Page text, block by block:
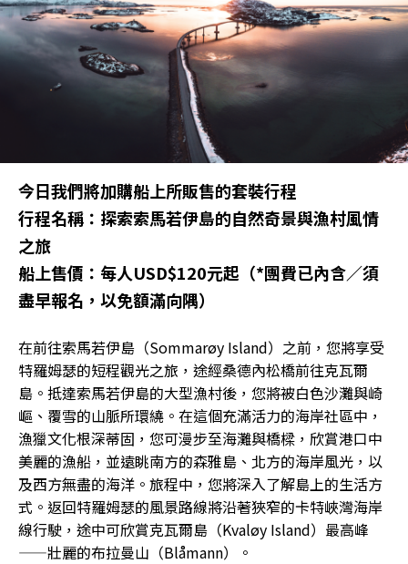
今日我們將加購船上所販售的套裝行程
行程名稱：探索索馬若伊島的自然奇景與漁村風情
之旅
船上售價：每人USD$120元起（*團費已內含／須
盡早報名，以免額滿向隅）
在前往索馬若伊島（Sommarøy Island）之前，您將享受
特羅姆瑟的短程觀光之旅，途經桑德內松橋前往克瓦爾
島。抵達索馬若伊島的大型漁村後，您將被白色沙灘與崎
嶇、覆雪的山脈所環繞。在這個充滿活力的海岸社區中，
漁獵文化根深蒂固，您可漫步至海灘與橋樑，欣賞港口中
美麗的漁船，並遠眺南方的森雅島、北方的海岸風光，以
及西方無盡的海洋。旅程中，您將深入了解島上的生活方
式。返回特羅姆瑟的風景路線將沿著狹窄的卡特峽灣海岸
線行駛，途中可欣賞克瓦爾島（Kvaløy Island）最高峰
——壯麗的布拉曼山（Blåmann）。